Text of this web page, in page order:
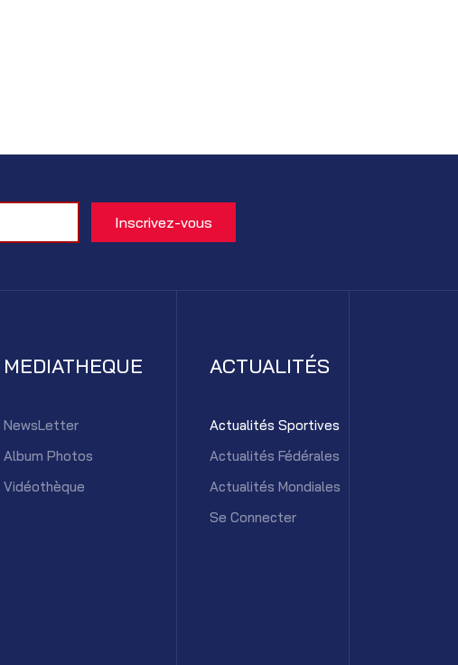
MEDIATHEQUE
NewsLetter
Album Photos
Vidéothèque
ACTUALITÉS
Actualités Sportives
Actualités Fédérales
Actualités Mondiales
Se Connecter